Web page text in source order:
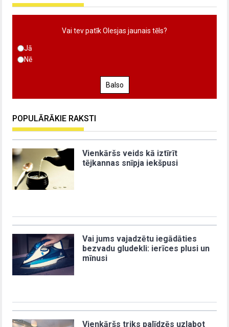
Vai tev patīk Olesjas jaunais tēls?
Jā
Nē
Balso
POPULĀRĀKIE RAKSTI
Vienkāršs veids kā iztīrīt
tējkannas snīpja iekšpusi
Vai jums vajadzētu iegādāties
bezvadu gludekli: ierīces plusi un
mīnusi
Vienkāršs triks palīdzēs uzlabot